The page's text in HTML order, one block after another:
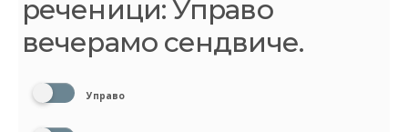
реченици: Управо
вечерамо сендвиче.
Управо